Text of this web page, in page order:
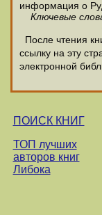
информация о
Ключевые
После чтения
ссылку на эту
электронной
ПОИСК КНИГ
ТОП лучших
авторов книг
Либока